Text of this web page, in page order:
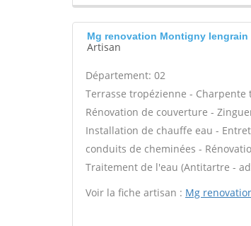
Mg renovation Montigny lengrain
Artisan
Département: 02
Terrasse tropézienne -
Rénovation de couverture -
Installation de chauffe eau -
conduits de cheminées -
Traitement de l'eau (Antitartre -
Voir la fiche artisan : Mg